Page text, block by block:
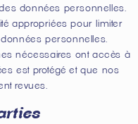
données personnelles.
appropriées pour limiter
personnelles.
nécessaires ont accès à
est protégé et que nos
revues.